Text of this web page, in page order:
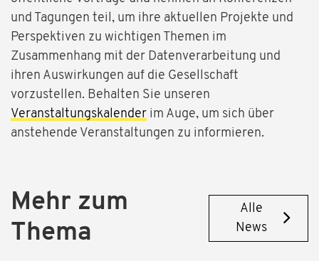
und Tagungen teil, um ihre aktuellen Projekte und
Perspektiven zu wichtigen Themen im
Zusammenhang mit der Datenverarbeitung und
ihren Auswirkungen auf die Gesellschaft
vorzustellen. Behalten Sie unseren
Veranstaltungskalender im Auge, um sich über
anstehende Veranstaltungen zu informieren.
Mehr zum
Thema
Alle
News